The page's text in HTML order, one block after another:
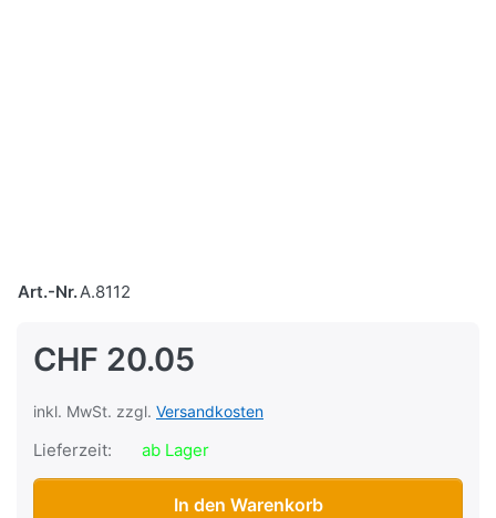
Art.-Nr.A.8112
CHF 20.05
inkl. MwSt. zzgl. Versandkosten
Lieferzeit:
ab Lager
Kolbenring Beta 521, 40x1.42mm, Original (Beta-Kolben)
In den Warenkorb